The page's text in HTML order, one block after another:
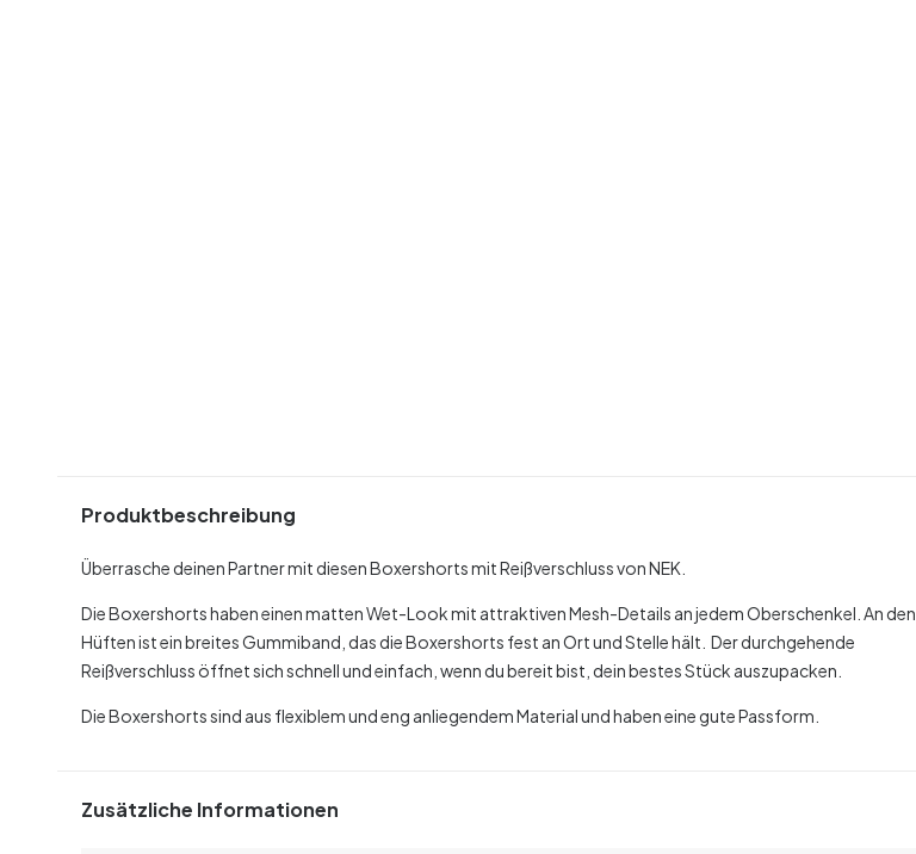
Produktbeschreibung
Überrasche deinen Partner mit diesen Boxershorts mit Reißverschluss von NEK.
Die Boxershorts haben einen matten Wet-Look mit attraktiven Mesh-Details an jedem Oberschenkel. An den
Hüften ist ein breites Gummiband, das die Boxershorts fest an Ort und Stelle hält. Der durchgehende
Reißverschluss öffnet sich schnell und einfach, wenn du bereit bist, dein bestes Stück auszupacken.
Die Boxershorts sind aus flexiblem und eng anliegendem Material und haben eine gute Passform.
Zusätzliche Informationen